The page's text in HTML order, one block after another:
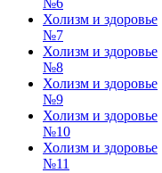
№6
Холизм и здоровье
№7
Холизм и здоровье
№8
Холизм и здоровье
№9
Холизм и здоровье
№10
Холизм и здоровье
№11